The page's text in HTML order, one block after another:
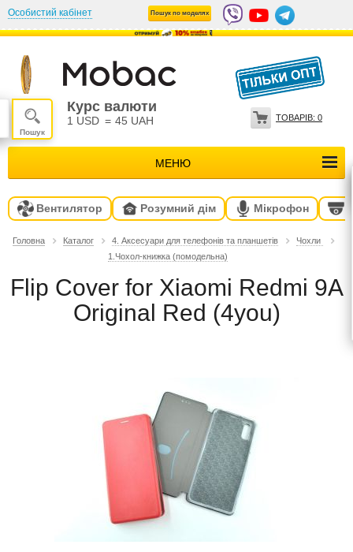
Особистий кабінет Пошук по моделях
Курс валюти
1 USD = 45 UAH
МЕНЮ
ТОВАРІВ: 0
Вентилятор Розумний дім Мікрофон
Головна Каталог 4. Аксесуари для телефонів та планшетів
Чохли
1.Чохол-книжка (помодельна)
Flip Cover for Xiaomi Redmi 9A
Original Red (4you)